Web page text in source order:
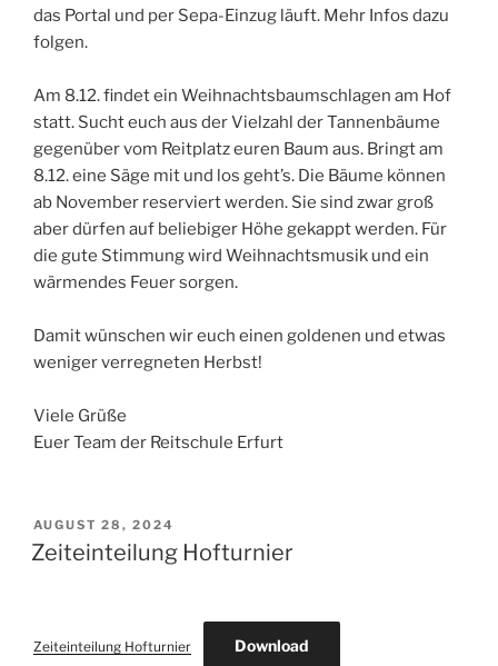
das Portal und per Sepa-Einzug läuft. Mehr Infos dazu
folgen.
Am 8.12. findet ein Weihnachtsbaumschlagen am Hof
statt. Sucht euch aus der Vielzahl der Tannenbäume
gegenüber vom Reitplatz euren Baum aus. Bringt am
8.12. eine Säge mit und los geht’s. Die Bäume können
ab November reserviert werden. Sie sind zwar groß
aber dürfen auf beliebiger Höhe gekappt werden. Für
die gute Stimmung wird Weihnachtsmusik und ein
wärmendes Feuer sorgen.
Damit wünschen wir euch einen goldenen und etwas
weniger verregneten Herbst!
Viele Grüße
Euer Team der Reitschule Erfurt
POSTED
ON
AUGUST 28, 2024
Zeiteinteilung Hofturnier
Zeiteinteilung Hofturnier Download